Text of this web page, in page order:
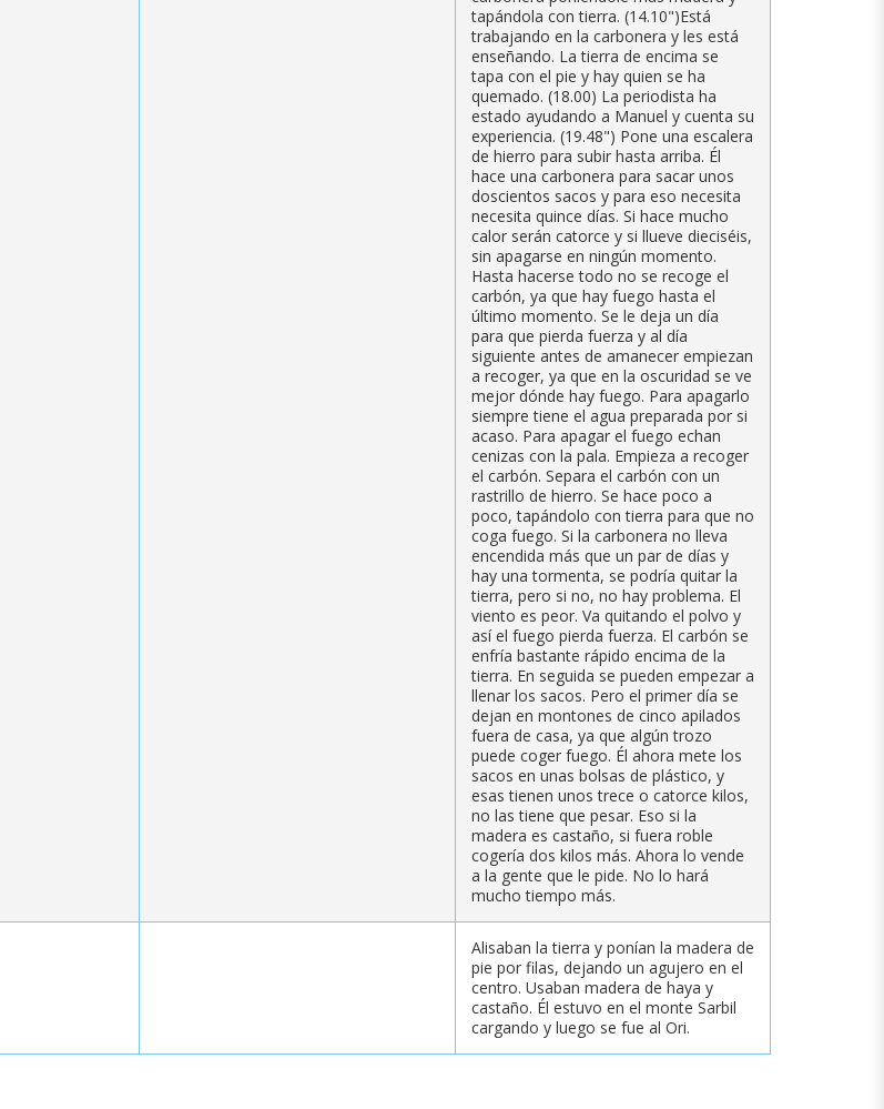
tapándola con tierra. (14.10")Está
trabajando en la carbonera y les está
enseñando. La tierra de encima se
tapa con el pie y hay quien se ha
quemado. (18.00) La periodista ha
estado ayudando a Manuel y cuenta su
experiencia. (19.48") Pone una escalera
de hierro para subir hasta arriba. Él
hace una carbonera para sacar unos
doscientos sacos y para eso necesita
necesita quince días. Si hace mucho
calor serán catorce y si llueve dieciséis,
sin apagarse en ningún momento.
Hasta hacerse todo no se recoge el
carbón, ya que hay fuego hasta el
último momento. Se le deja un día
para que pierda fuerza y al día
siguiente antes de amanecer empiezan
a recoger, ya que en la oscuridad se ve
mejor dónde hay fuego. Para apagarlo
siempre tiene el agua preparada por si
acaso. Para apagar el fuego echan
cenizas con la pala. Empieza a recoger
el carbón. Separa el carbón con un
rastrillo de hierro. Se hace poco a
poco, tapándolo con tierra para que no
coga fuego. Si la carbonera no lleva
encendida más que un par de días y
hay una tormenta, se podría quitar la
tierra, pero si no, no hay problema. El
viento es peor. Va quitando el polvo y
así el fuego pierda fuerza. El carbón se
enfría bastante rápido encima de la
tierra. En seguida se pueden empezar a
llenar los sacos. Pero el primer día se
dejan en montones de cinco apilados
fuera de casa, ya que algún trozo
puede coger fuego. Él ahora mete los
sacos en unas bolsas de plástico, y
esas tienen unos trece o catorce kilos,
no las tiene que pesar. Eso si la
madera es castaño, si fuera roble
cogería dos kilos más. Ahora lo vende
a la gente que le pide. No lo hará
mucho tiempo más.
Alisaban la tierra y ponían la madera de
pie por filas, dejando un agujero en el
centro. Usaban madera de haya y
castaño. Él estuvo en el monte Sarbil
cargando y luego se fue al Ori.